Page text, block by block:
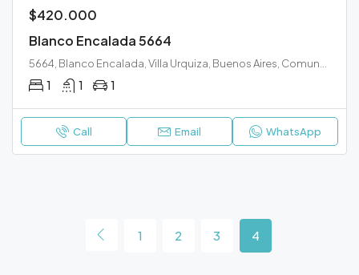
$420.000
Blanco Encalada 5664
1 1 1
Call Email WhatsApp
1 2 3 4